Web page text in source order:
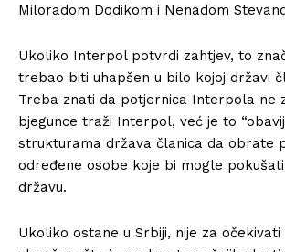
Miloradom Dodikom i Nenadom
Ukoliko Interpol potvrdi zahtjev, to
trebao biti uhapšen u bilo kojoj državi
Treba znati da potjernica Interpola ne
bjegunce traži Interpol, već je to
strukturama država članica da obrate
određene osobe koje bi mogle pokušati
državu.
Ukoliko ostane u Srbiji, nije za očekivati